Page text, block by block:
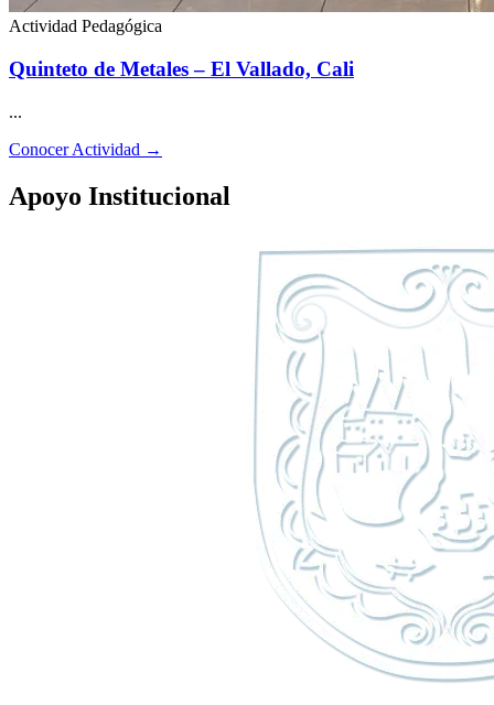
Actividad Pedagógica
Quinteto de Metales – El Vallado, Cali
...
Conocer Actividad →
Apoyo Institucional